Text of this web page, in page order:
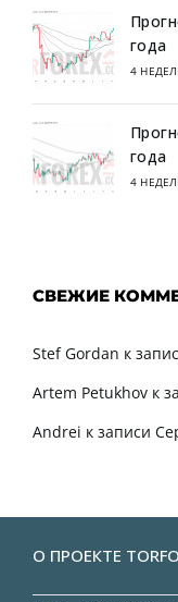
года
4
года
4
СВЕЖИЕ
Stef Gordan к
Artem Petukhov к
Andrei к записи
О ПРОЕКТЕ